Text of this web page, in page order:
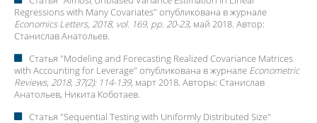
Regressions with Many Covariates" опубликована в журнале
Economics Letters, 2018, vol. 169, pp. 20-23, май 2018. Автор:
Станислав Анатольев.
Статья "Modeling and Forecasting Realized Covariance Matrices
with Accounting for Leverage" опубликована в журнале Econometric
Reviews, 2018, 37(2): 114-139, март 2018. Авторы: Станислав
Анатольев, Никита Коботаев.
Статья "Sequential Testing with Uniformly Distributed Size"